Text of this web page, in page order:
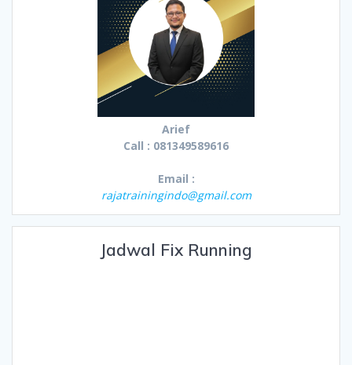
Arief
Call : 081349589616
Email :
rajatrainingindo@gmail.com
Jadwal Fix Running